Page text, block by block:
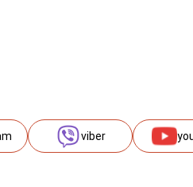
viber